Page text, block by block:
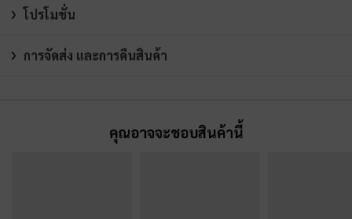
โปรโมชั่น
การจัดส่ง และการคืนสินค้า
คุณอาจจะชอบสินค้านี้